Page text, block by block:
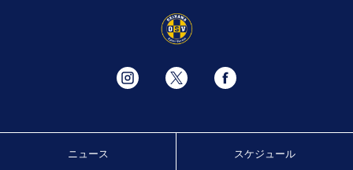
ニュース スケジュール